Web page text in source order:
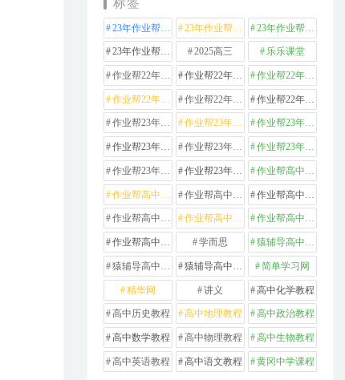
23年作业帮高中化学 23年作业帮高中数学 23年作业帮高中物理
23年作业帮高中英语 2025高三 乐乐课堂
作业帮22年高中化学 作业帮22年高中数学 作业帮22年高中物理
作业帮22年高中生物 作业帮22年高中英语 作业帮22年高中语文
作业帮23年高中化学 作业帮23年高中历史 作业帮23年高中地理
作业帮23年高中数学 作业帮23年高中物理 作业帮23年高中生物
作业帮23年高中英语 作业帮23年高中语文 作业帮高中化学
作业帮高中地理 作业帮高中政治 作业帮高中数学
作业帮高中物理 作业帮高中生物 作业帮高中英语
作业帮高中语文 学而思 猿辅导高中数学
猿辅导高中物理 猿辅导高中英语 简单学习网
精华网 讲义 高中化学教程
高中历史教程 高中地理教程 高中政治教程
高中数学教程 高中物理教程 高中生物教程
高中英语教程 高中语文教程 黄冈中学课程